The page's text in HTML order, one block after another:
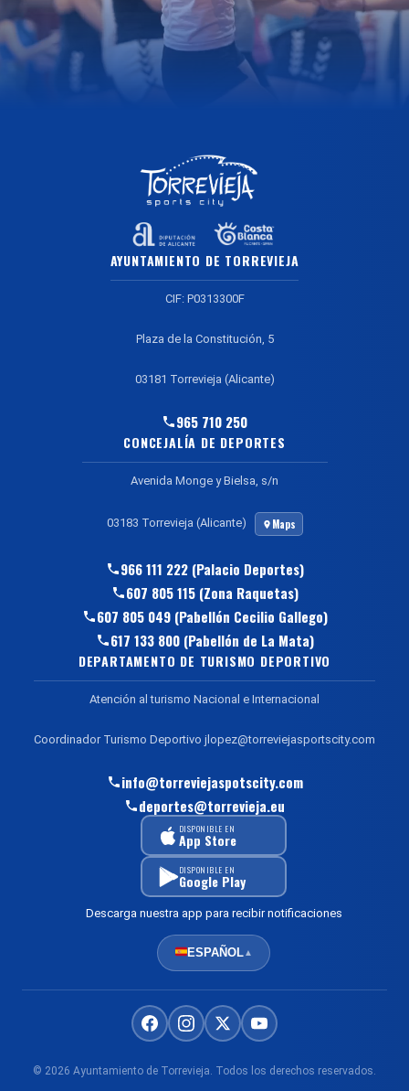
AYUNTAMIENTO DE TORREVIEJA
CIF: P0313300F
Plaza de la Constitución, 5
03181 Torrevieja (Alicante)
965 710 250
CONCEJALÍA DE DEPORTES
Avenida Monge y Bielsa, s/n
03183 Torrevieja (Alicante) Maps
966 111 222 (Palacio Deportes)
607 805 115 (Zona Raquetas)
607 805 049 (Pabellón Cecilio Gallego)
617 133 800 (Pabellón de La Mata)
DEPARTAMENTO DE TURISMO DEPORTIVO
Atención al turismo Nacional e Internacional
Coordinador Turismo Deportivo jlopez@torreviejasportscity.com
info@torreviejaspotscity.com
deportes@torrevieja.eu
DISPONIBLE EN
App Store
DISPONIBLE EN
Google Play
Descarga nuestra app para recibir notificaciones
ESPAÑOL▲
© 2026 Ayuntamiento de Torrevieja. Todos los derechos reservados.